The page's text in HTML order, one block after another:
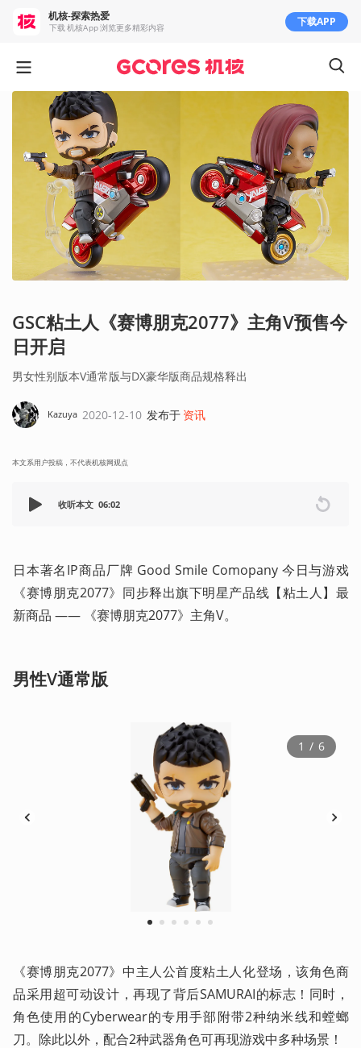
GSC粘土人《赛博朋克2077》主角V预售今
日开启
男女性别版本V通常版与DX豪华版商品规格释出
Kazuya 2020-12-10 发布于 资讯
本文系用户投稿，不代表机核网观点
收听本文 06:02
日本著名IP商品厂牌 Good Smile Comopany 今日与游戏
《赛博朋克2077》同步释出旗下明星产品线【粘土人】最
新商品 —— 《赛博朋克2077》主角V。
男性V通常版
1 2 3 4 5 6
1 / 6
《赛博朋克2077》中主人公首度粘土人化登场，该角色商
品采用超可动设计，再现了背后SAMURAI的标志！同时，
角色使用的Cyberwear的专用手部附带2种纳米线和螳螂
刀。除此以外，配合2种武器角色可再现游戏中多种场景！
机核-探索热爱
下载 机核App 浏览更多精彩内容 下载APP